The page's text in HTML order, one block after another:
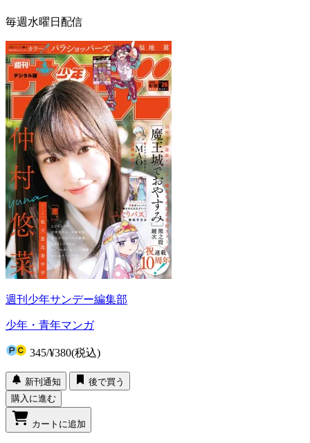
毎週水曜日配信
週刊少年サンデー編集部
少年・青年マンガ
345/¥380(税込)
新刊通知
後で買う
購入に進む
カートに追加